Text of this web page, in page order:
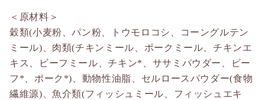
＜原材料＞
穀類(小麦粉、パン粉、トウモロコシ、コーングルテン
ミール)、肉類(チキンミール、ポークミール、チキンエ
キス、ビーフミール、チキン*、ササミパウダー、ビー
フ*、ポーク*)、動物性油脂、セルロースパウダー(食物
繊維源)、魚介類(フィッシュミール、フィッシュエキ